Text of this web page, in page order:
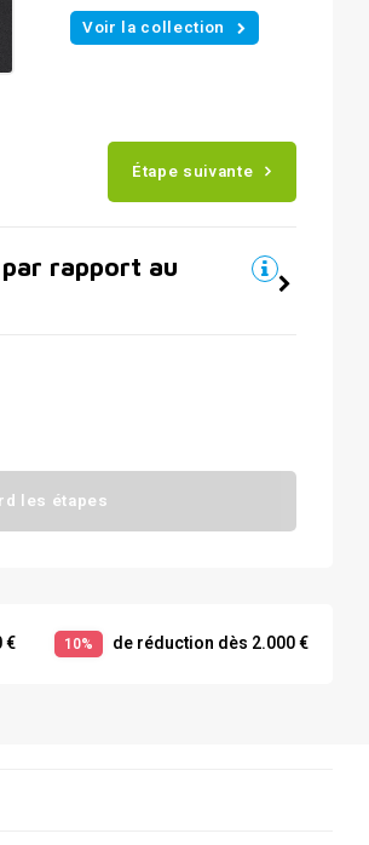
Voir la collection
Étape suivante
rapport au
les étapes
€ 10% de réduction dès 2.000 €